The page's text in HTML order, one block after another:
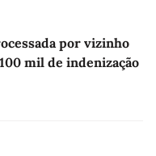
por vizinho
mil de indenização